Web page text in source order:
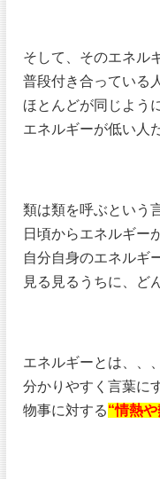
そして、そのエネル
普段付き合っている
ほとんどが同じよう
エネルギーが低い人
類は類を呼ぶという
日頃からエネルギー
自分自身のエネルギ
見る見るうちに、ど
エネルギーとは、、、
分かりやすく言葉に
物事に対する“情熱